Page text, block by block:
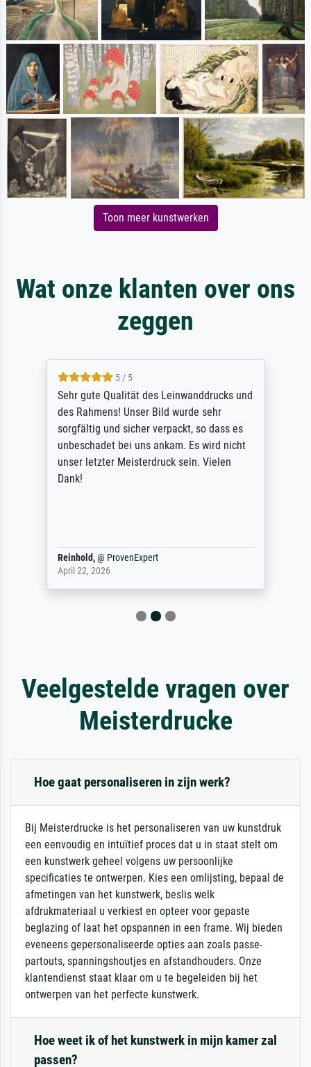
Toon meer kunstwerken
Wat onze klanten over ons
zeggen
5 / 5
Sehr gute Qualität des Leinwanddrucks und
des Rahmens! Unser Bild wurde sehr
sorgfältig und sicher verpackt, so dass es
unbeschadet bei uns ankam. Es wird nicht
unser letzter Meisterdruck sein. Vielen
Dank!
Reinhold,@ ProvenExpert
April 22, 2026
Veelgestelde vragen over
Meisterdrucke
Hoe gaat personaliseren in zijn werk?
Bij Meisterdrucke is het personaliseren van uw kunstdruk
een eenvoudig en intuïtief proces dat u in staat stelt om
een kunstwerk geheel volgens uw persoonlijke
specificaties te ontwerpen. Kies een omlijsting, bepaal de
afmetingen van het kunstwerk, beslis welk
afdrukmateriaal u verkiest en opteer voor gepaste
beglazing of laat het opspannen in een frame. Wij bieden
eveneens gepersonaliseerde opties aan zoals passe-
partouts, spanningshoutjes en afstandhouders. Onze
klantendienst staat klaar om u te begeleiden bij het
ontwerpen van het perfecte kunstwerk.
Hoe weet ik of het kunstwerk in mijn kamer zal
passen?